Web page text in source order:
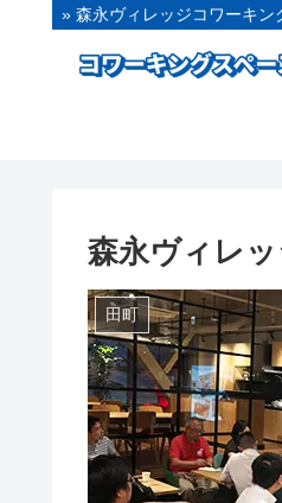
» 森永ヴィレッジコワーキン
森永ヴィレ
田町